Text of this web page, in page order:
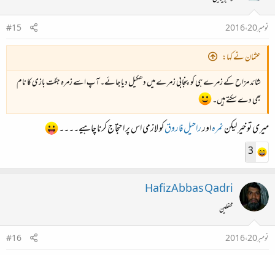
نومبر 20، 2016
#15
عثمان نے کہا:
شائد مزاح کے زمرے ہی کو پنجابی زمرے میں دھکیل دیا جائے۔ آپ اسے زمرہ جگت بازی کا نام
بھی دے سکتے ہیں۔
میری تو خیر لیکننمرہاورراحیل فاروقکو لازمی اس پر احتجاج کرنا چاہیے۔۔۔۔
3
Hafiz Abbas Qadri
محفلین
نومبر 20، 2016
#16